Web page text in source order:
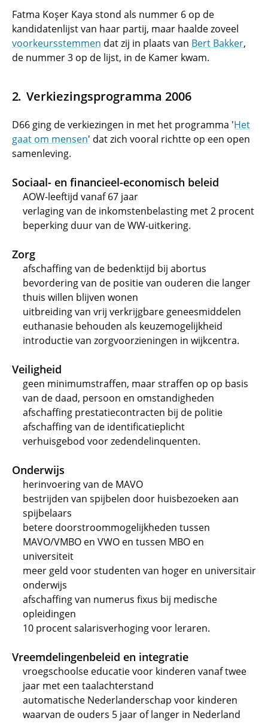
Fatma Koşer Kaya stond als nummer 6 op de
kandidatenlijst van haar partij, maar haalde zoveel
voorkeursstemmen dat zij in plaats van Bert Bakker,
de nummer 3 op de lijst, in de Kamer kwam.
Verkiezingsprogramma 2006
D66 ging de verkiezingen in met het programma 'Het
gaat om mensen' dat zich vooral richtte op een open
samenleving.
Sociaal- en financieel-economisch beleid
AOW-leeftijd vanaf 67 jaar
verlaging van de inkomstenbelasting met 2 procent
beperking duur van de WW-uitkering.
Zorg
afschaffing van de bedenktijd bij abortus
bevordering van de positie van ouderen die langer
thuis willen blijven wonen
uitbreiding van vrij verkrijgbare geneesmiddelen
euthanasie behouden als keuzemogelijkheid
introductie van zorgvoorzieningen in wijkcentra.
Veiligheid
geen minimumstraffen, maar straffen op op basis
van de daad, persoon en omstandigheden
afschaffing prestatiecontracten bij de politie
afschaffing van de identificatieplicht
verhuisgebod voor zedendelinquenten.
Onderwijs
herinvoering van de MAVO
bestrijden van spijbelen door huisbezoeken aan
spijbelaars
betere doorstroommogelijkheden tussen
MAVO/VMBO en VWO en tussen MBO en
universiteit
meer geld voor studenten van hoger en universitair
onderwijs
afschaffing van numerus fixus bij medische
opleidingen
10 procent salarisverhoging voor leraren.
Vreemdelingenbeleid en integratie
vroegschoolse educatie voor kinderen vanaf twee
jaar met een taalachterstand
automatische Nederlanderschap voor kinderen
waarvan de ouders 5 jaar of langer in Nederland